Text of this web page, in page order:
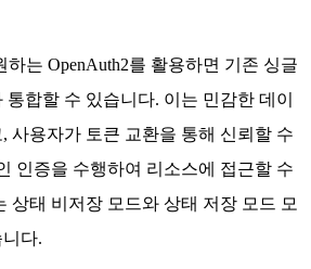
하는 OpenAuth2를 활용하면 기존 싱글
통합할 수 있습니다. 이는 민감한 데이
사용자가 토큰 교환을 통해 신뢰할 수
인증을 수행하여 리소스에 접근할 수
상태 비저장 모드와 상태 저장 모드 모
다.